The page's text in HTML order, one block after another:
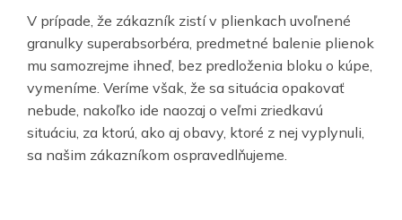
V prípade, že zákazník zistí v plienkach uvoľnené
granulky superabsorbéra, predmetné balenie plienok
mu samozrejme ihneď, bez predloženia bloku o kúpe,
vymeníme. Veríme však, že sa situácia opakovať
nebude, nakoľko ide naozaj o veľmi zriedkavú
situáciu, za ktorú, ako aj obavy, ktoré z nej vyplynuli,
sa našim zákazníkom ospravedlňujeme.